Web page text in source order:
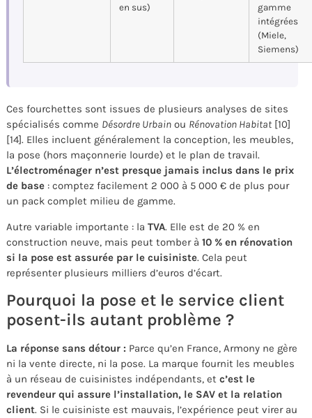
en sus)
gamme
intégrées
(Miele,
Siemens)
Ces fourchettes sont issues de plusieurs analyses de sites
spécialisés comme Désordre Urbain ou Rénovation Habitat [10]
[14]. Elles incluent généralement la conception, les meubles,
la pose (hors maçonnerie lourde) et le plan de travail.
L’électroménager n’est presque jamais inclus dans le prix
de base : comptez facilement 2 000 à 5 000 € de plus pour
un pack complet milieu de gamme.
Autre variable importante : la TVA. Elle est de 20 % en
construction neuve, mais peut tomber à 10 % en rénovation
si la pose est assurée par le cuisiniste. Cela peut
représenter plusieurs milliers d’euros d’écart.
Pourquoi la pose et le service client
posent-ils autant problème ?
La réponse sans détour : Parce qu’en France, Armony ne gère
ni la vente directe, ni la pose. La marque fournit les meubles
à un réseau de cuisinistes indépendants, et c’est le
revendeur qui assure l’installation, le SAV et la relation
client. Si le cuisiniste est mauvais, l’expérience peut virer au